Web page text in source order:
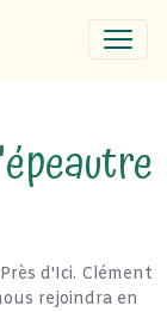
d'Ici. Clément
rejoindra en